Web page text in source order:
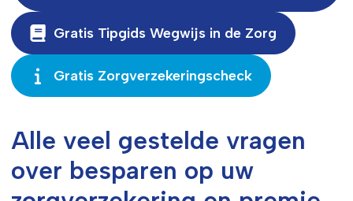
Gratis Tipgids Wegwijs in de Zorg
Gratis Zorgverzekeringscheck
Alle veel gestelde vragen
over besparen op uw